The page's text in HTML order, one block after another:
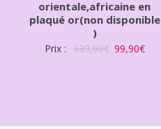
orientale,africaine en
plaqué or(non disponible
)
Prix : 139,90€ 99,90€